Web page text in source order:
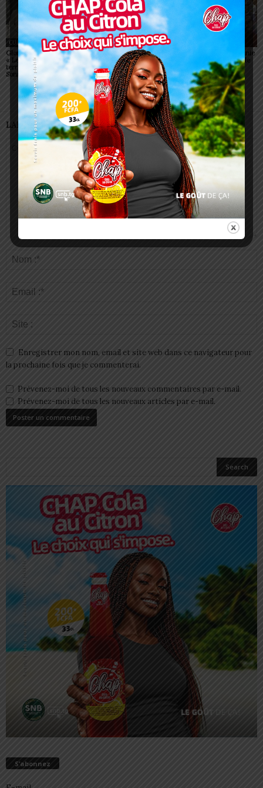
CULTURE
Glory Night Lomé 2026 :
« Le ciel rencontrera la
terre, il y aura un réveil »,
Sonnie Badu
CULTURE
Fiala 2026 prend une
dimension internationale
avec Onel Mala à Lomé
Glory Night 2026: Sonnie
Badu débarque au stade
de Kégué
LAISSER UN COMMENTAIRE
Enregistrer mon nom, email et site web dans ce navigateur pour
la prochaine fois que je commenterai.
Prévenez-moi de tous les nouveaux commentaires par e-mail.
Prévenez-moi de tous les nouveaux articles par e-mail.
S’abonnez